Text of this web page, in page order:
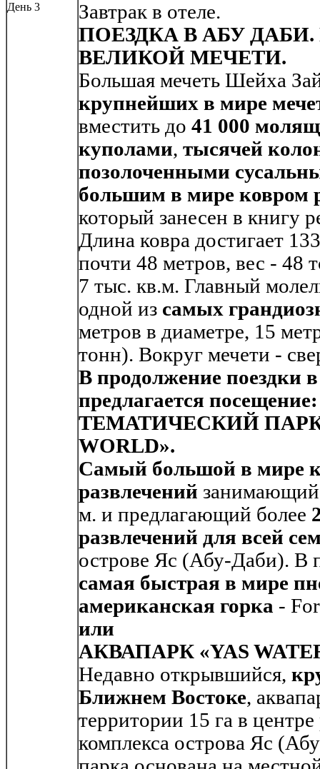
День 3
Завтрак в отеле.
ПОЕЗДКА В АБУ
ВЕЛИКОЙ МЕЧЕТИ.
Большая мечеть Шейха
крупнейших в мире
вместить до 41 000
куполами, тысячей
позолоченными
большим в мире ковром
который занесен в книгу
Длина ковра достигает
почти 48 метров, вес - 48
7 тыс. кв.м. Главный
одной из самых
метров в диаметре, 15
тонн). Вокруг мечети -
В продолжение поездки
предлагается посещение:
ТЕМАТИЧЕСКИЙ
WORLD».
Самый большой в мире
развлечений занимающий
м. и предлагающий более
развлечений для всей
острове Яс (Абу-Даби). В
самая быстрая в мире
американская горка -
или
АКВАПАРК «YAS
Недавно открывшийся,
Ближнем Востоке,
территории 15 га в центре
комплекса острова Яс